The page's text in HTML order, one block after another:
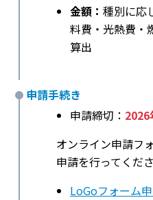
金額： 種別に応
料費・光熱費・
算出
申請手続き
申請締切： 2026
オンライン申請フ
申請を行ってくださ
LoGoフォーム